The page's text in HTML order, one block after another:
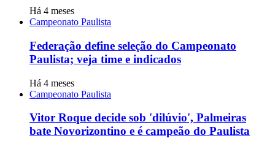
Há 4 meses
Campeonato Paulista
Federação define seleção do Campeonato
Paulista; veja time e indicados
Há 4 meses
Campeonato Paulista
Vitor Roque decide sob 'dilúvio', Palmeiras
bate Novorizontino e é campeão do Paulista